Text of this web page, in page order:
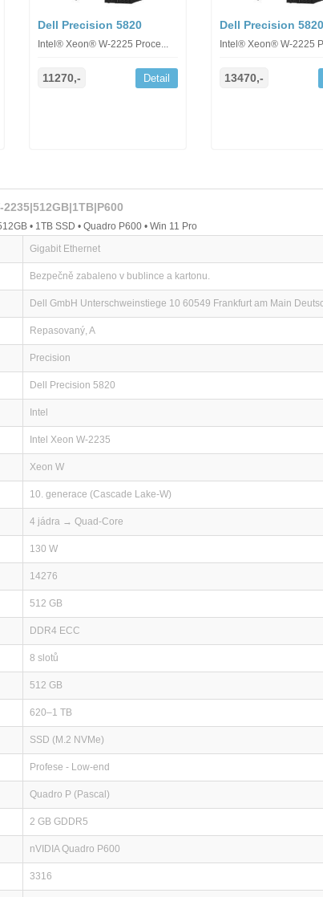
Dell Precision 5820
Intel® Xeon® W-2225 Proce...
11270,- Detail
Dell Precision 5820
Intel® Xeon® W-2225
13470,-
• 1TB SSD • Quadro P600 • Win 11 Pro
Gigabit Ethernet
Bezpečně zabaleno v bublince a kartonu.
Dell GmbH Unterschweinstiege 10 60549 Frankfurt am Main
Repasovaný, A
Precision
Dell Precision 5820
Intel
Intel Xeon W-2235
Xeon W
10. generace (Cascade Lake-W)
4 jádra → Quad-Core
130 W
14276
512 GB
DDR4 ECC
8 slotů
512 GB
620–1 TB
SSD (M.2 NVMe)
Profese - Low-end
Quadro P (Pascal)
2 GB GDDR5
nVIDIA Quadro P600
3316